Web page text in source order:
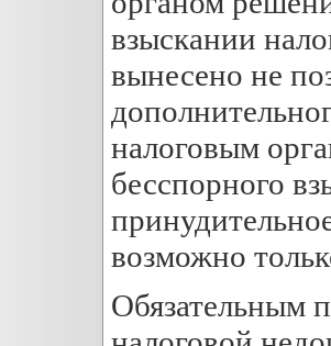
взыскании
вынесено не
налоговым
бесспорного
возможно
Обязательным